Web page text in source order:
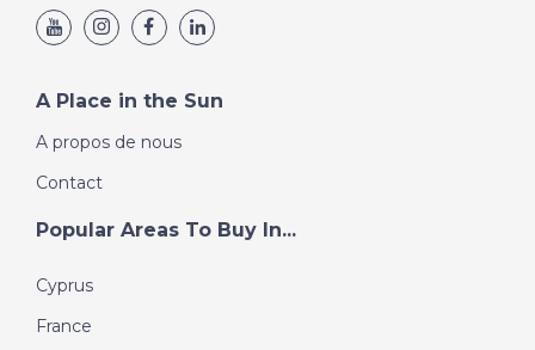
A Place in the Sun
A propos de nous
Contact
Popular Areas To Buy In...
Cyprus
France